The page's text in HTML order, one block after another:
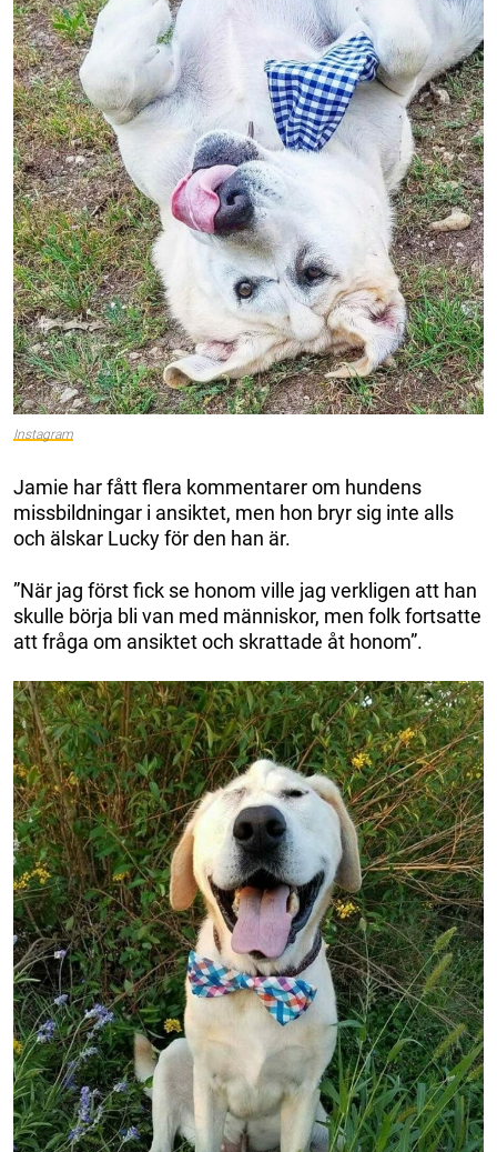
Instagram
Jamie har fått flera kommentarer om hundens
missbildningar i ansiktet, men hon bryr sig inte alls
och älskar Lucky för den han är.
”När jag först fick se honom ville jag verkligen att han
skulle börja bli van med människor, men folk fortsatte
att fråga om ansiktet och skrattade åt honom”.